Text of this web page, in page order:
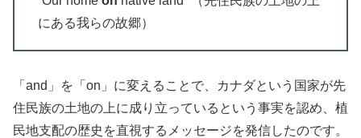
にある我らの故郷）
「and」を「on」に変えることで、カナダという国家が先
住民族の土地の上に成り立っているという事実を認め、植
民地支配の歴史を直視するメッセージを発信したのです。